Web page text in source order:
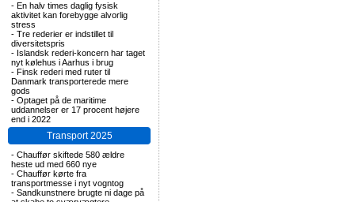
- En halv times daglig fysisk
aktivitet kan forebygge alvorlig
stress
- Tre rederier er indstillet til
diversitetspris
- Islandsk rederi-koncern har taget
nyt kølehus i Aarhus i brug
- Finsk rederi med ruter til
Danmark transporterede mere
gods
- Optaget på de maritime
uddannelser er 17 procent højere
end i 2022
Transport 2025
- Chauffør skiftede 580 ældre
heste ud med 660 nye
- Chauffør kørte fra
transportmesse i nyt vogntog
- Sandkunstnere brugte ni dage på